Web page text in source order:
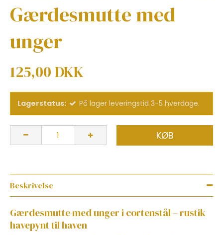
Gærdesmutte med
unger
125,00 DKK
Lagerstatus: På lager leveringstid 3-5 hverdage.
KØB
Beskrivelse
Gærdesmutte med unger i cortenstål – rustik
havepynt til haven